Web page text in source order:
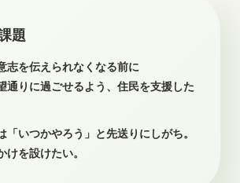
題
志を伝えられなくなる前に
通りに過ごせるよう、住民を支援した
「いつかやろう」と先送りにしがち。
けを設けたい。